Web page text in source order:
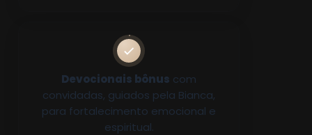
Devocionais bônus com
convidadas, guiados pela Bianca,
para fortalecimento emocional e
espiritual.